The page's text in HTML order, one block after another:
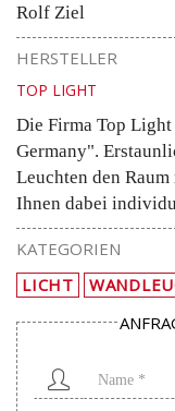
Rolf Ziel
HERSTELLER
TOP LIGHT
Die Firma Top
Germany".
Leuchten den
Ihnen dabei
KATEGORIEN
LICHT